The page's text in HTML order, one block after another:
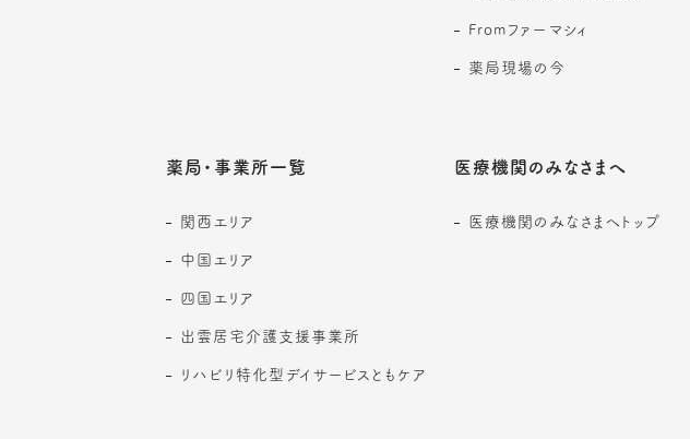
Fromファーマシィ
薬局現場の今
薬局・事業所一覧
関西エリア
中国エリア
四国エリア
出雲居宅介護支援事業所
リハビリ特化型デイサービスともケア
医療機関のみなさまへ
医療機関のみなさまへトップ